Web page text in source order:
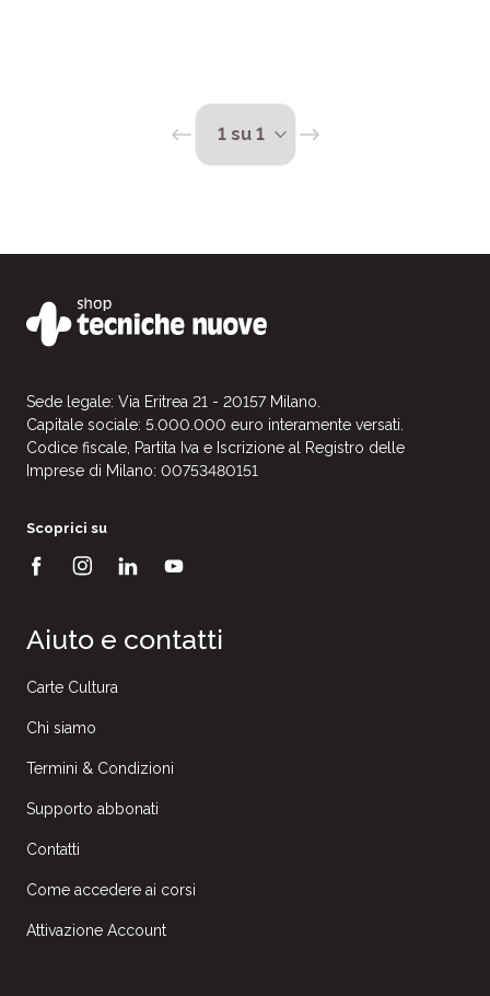
Sede legale: Via Eritrea 21 - 20157 Milano.
Capitale sociale: 5.000.000 euro interamente versati.
Codice fiscale, Partita Iva e Iscrizione al Registro delle
Imprese di Milano: 00753480151
Scoprici su
Aiuto e contatti
Carte Cultura
Chi siamo
Termini & Condizioni
Supporto abbonati
Contatti
Come accedere ai corsi
Attivazione Account